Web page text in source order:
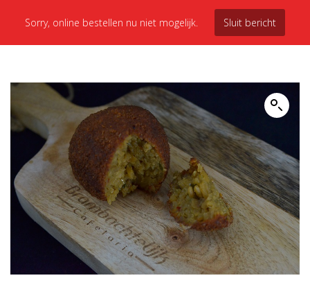
Sorry, online bestellen nu niet mogelijk. Sluit bericht